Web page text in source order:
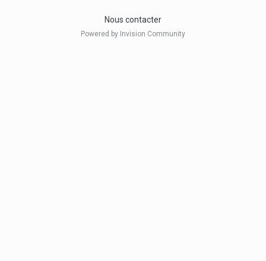
Nous contacter
Powered by Invision Community